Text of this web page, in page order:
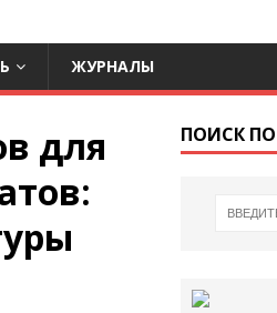
ЖУРНАЛЫ
для
ПОИСК